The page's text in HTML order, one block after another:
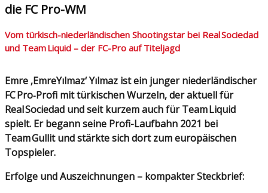
die FC Pro-WM
Vom türkisch-niederländischen Shootingstar bei Real Sociedad
und Team Liquid – der FC-Pro auf Titeljagd
Emre ‚EmreYılmaz‘ Yılmaz ist ein junger niederländischer
FC Pro‑Profi mit türkischen Wurzeln, der aktuell für
Real Sociedad und seit kurzem auch für Team Liquid
spielt. Er begann seine Profi-Laufbahn 2021 bei
Team Gullit und stärkte sich dort zum europäischen
Topspieler.
Erfolge und Auszeichnungen – kompakter Steckbrief: